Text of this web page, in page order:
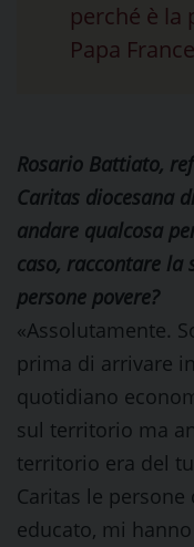
perché è la
Papa
Rosario Battiato,
Caritas diocesana
andare qualcosa
caso, raccontare
persone povere?
«Assolutamente.
prima di arrivare
quotidiano
sul territorio ma
territorio era del
Caritas le
educato, mi